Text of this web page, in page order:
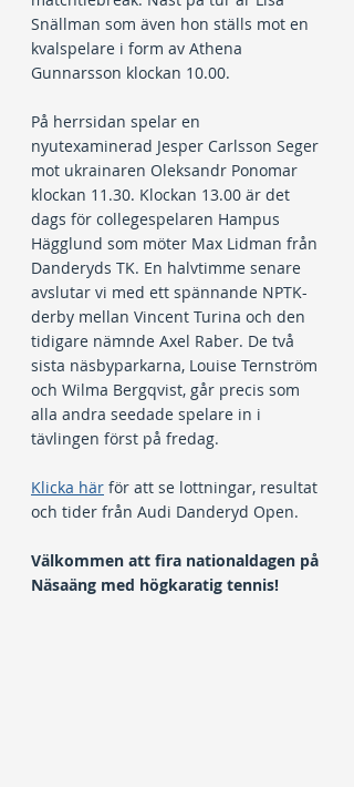
Snällman som även hon ställs mot en
kvalspelare i form av Athena
Gunnarsson klockan 10.00.
På herrsidan spelar en
nyutexaminerad Jesper Carlsson Seger
mot ukrainaren Oleksandr Ponomar
klockan 11.30. Klockan 13.00 är det
dags för collegespelaren Hampus
Hägglund som möter Max Lidman från
Danderyds TK. En halvtimme senare
avslutar vi med ett spännande NPTK-
derby mellan Vincent Turina och den
tidigare nämnde Axel Raber. De två
sista näsbyparkarna, Louise Ternström
och Wilma Bergqvist, går precis som
alla andra seedade spelare in i
tävlingen först på fredag.
Klicka här för att se lottningar, resultat
och tider från Audi Danderyd Open.
Välkommen att fira nationaldagen på
Näsaäng med högkaratig tennis!